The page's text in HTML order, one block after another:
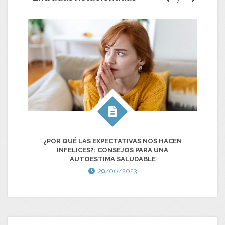
¿POR QUÉ LAS EXPECTATIVAS NOS HACEN
INFELICES?: CONSEJOS PARA UNA
AUTOESTIMA SALUDABLE
29/06/2023